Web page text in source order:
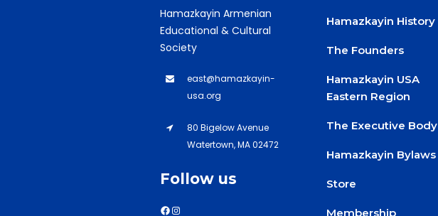
Hamazkayin Armenian
Educational & Cultural
Society
east@hamazkayin-
usa.org
80 Bigelow Avenue
Watertown, MA 02472
Follow us
Hamazkayin History
The Founders
Hamazkayin USA
Eastern Region
The Executive Body
Hamazkayin Bylaws
Store
Membership